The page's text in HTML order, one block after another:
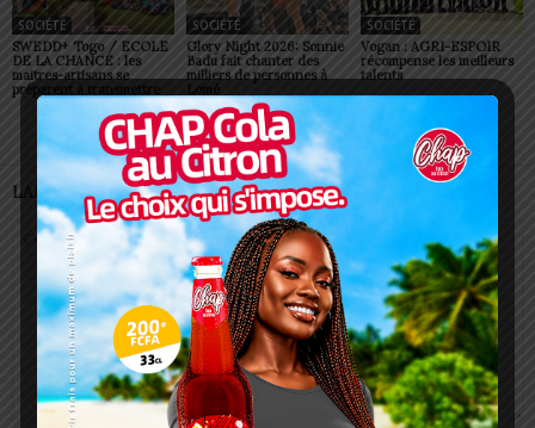
SOCIÉTÉ
SWEDD+ Togo / ECOLE
DE LA CHANCE : les
maitres-artisans se
préparent à transmettre
SOCIÉTÉ
Glory Night 2026: Sonnie
Badu fait chanter des
milliers de personnes à
Lomé
SOCIÉTÉ
Vogan : AGRI-ESPOIR
récompense les meilleurs
talents
LAISSER UN COMMENTAIRE